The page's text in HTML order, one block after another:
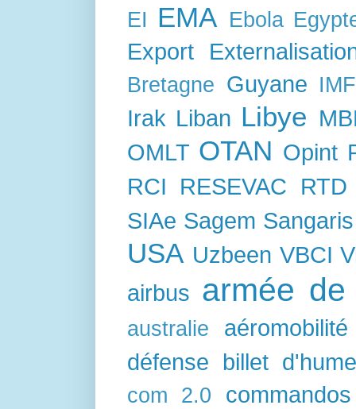
EI EMA Ebola
Export
Bretagne Guyane
Irak Liban Libye
OMLT OTAN Opint
RCI
RESEVAC
RTD
SIAe Sagem Sangaris
USA Uzbeen VBCI
airbus armée de
australie
aéromobilité
défense
billet
com 2.0